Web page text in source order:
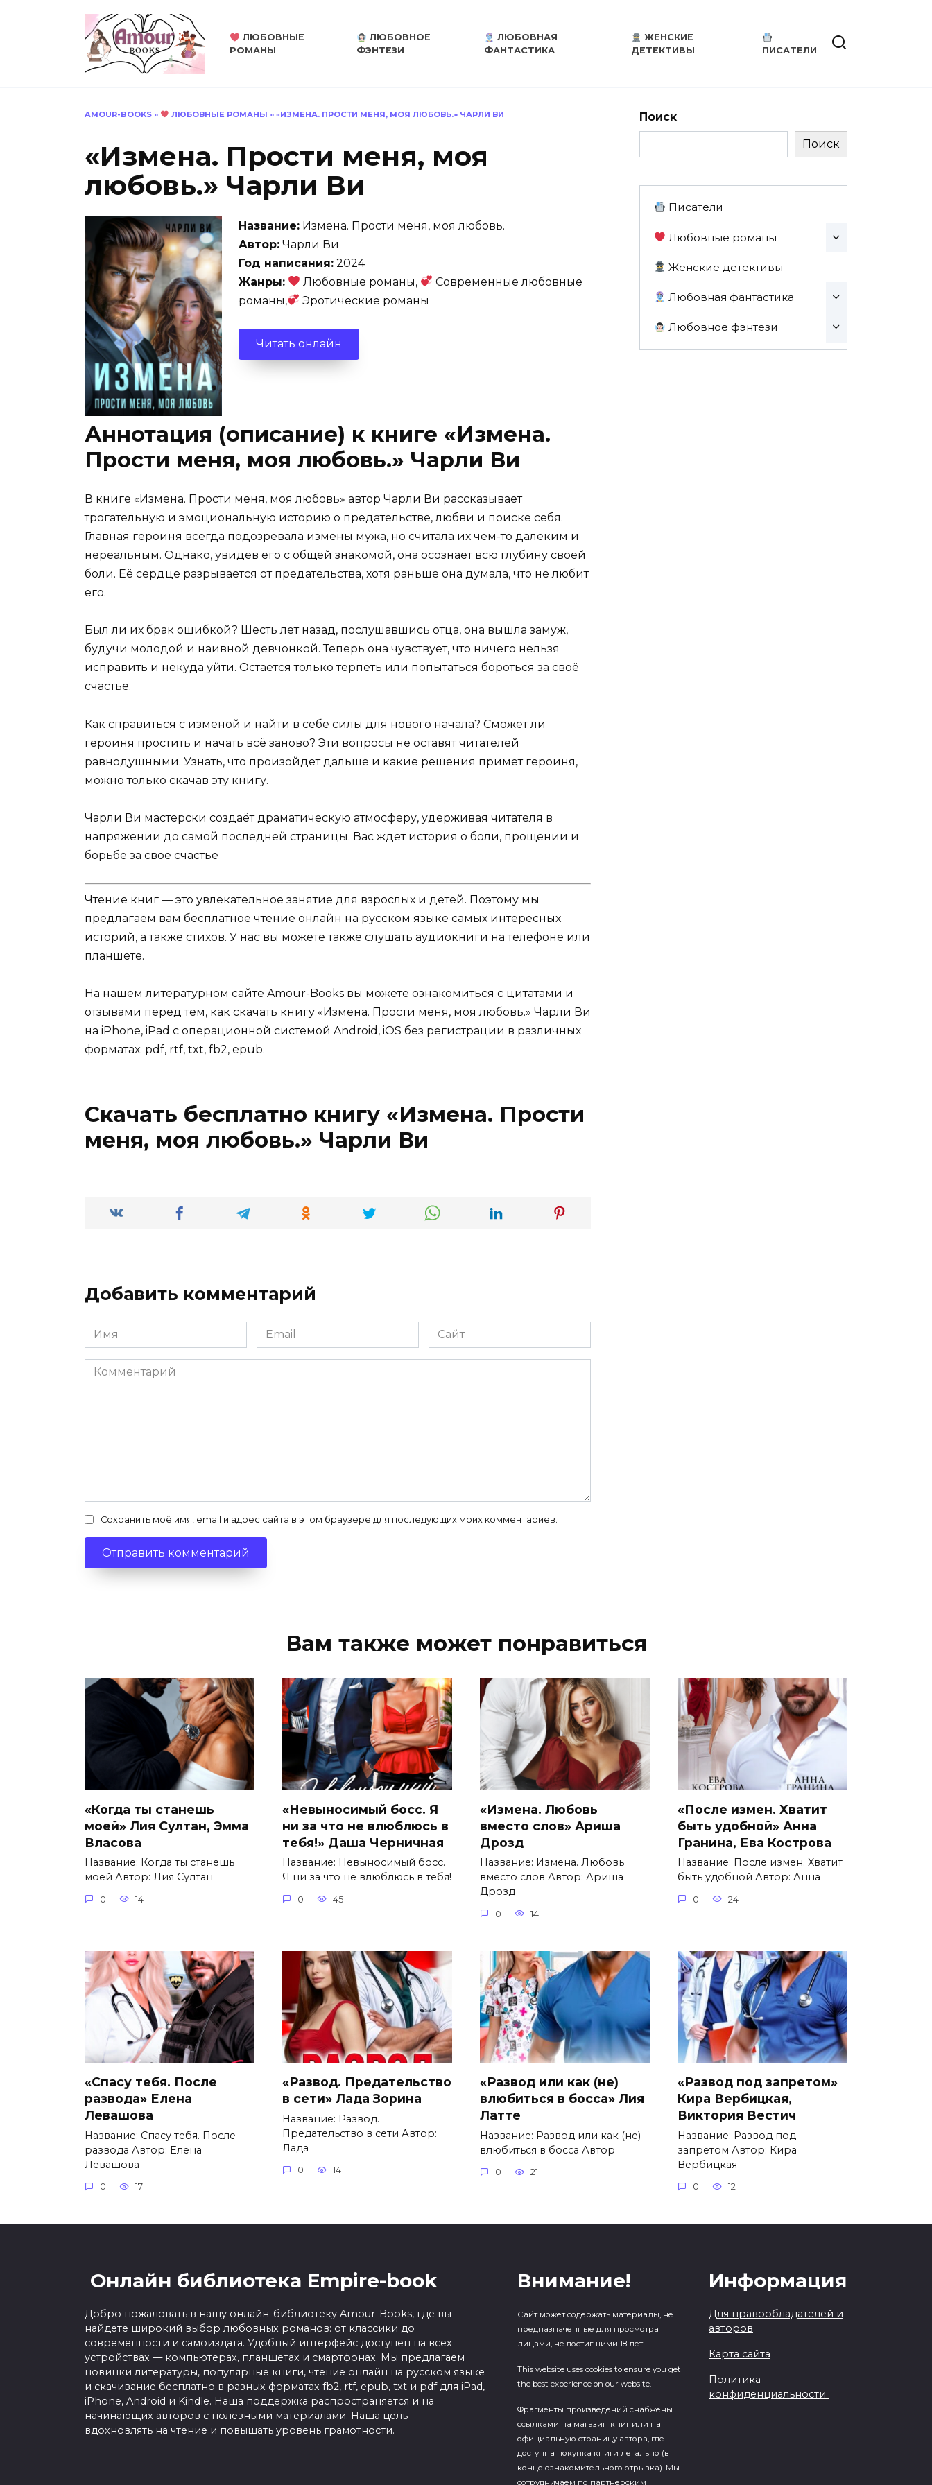
ЛЮБОВНЫЕ
РОМАНЫ
ЛЮБОВНОЕ
ФЭНТЕЗИ
ЛЮБОВНАЯ
ФАНТАСТИКА
ЖЕНСКИЕ
ДЕТЕКТИВЫ
ПИСАТЕЛИ
AMOUR-BOOKS » ЛЮБОВНЫЕ РОМАНЫ » «ИЗМЕНА. ПРОСТИ МЕНЯ, МОЯ ЛЮБОВЬ.» ЧАРЛИ ВИ
«Измена. Прости меня, моя
любовь.» Чарли Ви
Название: Измена. Прости меня, моя любовь.
Автор: Чарли Ви
Год написания: 2024
Жанры:
Любовные романы,
Современные любовные
романы,
Эротические романы
Читать онлайн
Аннотация (описание) к книге «Измена.
Прости меня, моя любовь.» Чарли Ви
В книге «Измена. Прости меня, моя любовь» автор Чарли Ви рассказывает
трогательную и эмоциональную историю о предательстве, любви и поиске себя.
Главная героиня всегда подозревала измены мужа, но считала их чем-то далеким и
нереальным. Однако, увидев его с общей знакомой, она осознает всю глубину своей
боли. Её сердце разрывается от предательства, хотя раньше она думала, что не любит
его.
Был ли их брак ошибкой? Шесть лет назад, послушавшись отца, она вышла замуж,
будучи молодой и наивной девчонкой. Теперь она чувствует, что ничего нельзя
исправить и некуда уйти. Остается только терпеть или попытаться бороться за своё
счастье.
Как справиться с изменой и найти в себе силы для нового начала? Сможет ли
героиня простить и начать всё заново? Эти вопросы не оставят читателей
равнодушными. Узнать, что произойдет дальше и какие решения примет героиня,
можно только скачав эту книгу.
Чарли Ви мастерски создаёт драматическую атмосферу, удерживая читателя в
напряжении до самой последней страницы. Вас ждет история о боли, прощении и
борьбе за своё счастье
Чтение книг — это увлекательное занятие для взрослых и детей. Поэтому мы
предлагаем вам бесплатное чтение онлайн на русском языке самых интересных
историй, а также стихов. У нас вы можете также слушать аудиокниги на телефоне или
планшете.
На нашем литературном сайте Amour-Books вы можете ознакомиться с цитатами и
отзывами перед тем, как скачать книгу «Измена. Прости меня, моя любовь.» Чарли Ви
на iPhone, iPad с операционной системой Android, iOS без регистрации в различных
форматах: pdf, rtf, txt, fb2, epub.
Скачать бесплатно книгу «Измена. Прости
меня, моя любовь.» Чарли Ви
Добавить комментарий
Имя
*
Email
*
Сайт
Комментарий
Сохранить моё имя, email и адрес сайта в этом браузере для последующих моих комментариев.
Поиск
Поиск
Писатели
Любовные романы
Женские детективы
Любовная фантастика
Любовное фэнтези
Вам также может понравиться
«Когда ты станешь
моей» Лия Султан, Эмма
Власова
Название: Когда ты станешь
моей Автор: Лия Султан
0 14
«Невыносимый босс. Я
ни за что не влюблюсь в
тебя!» Даша Черничная
Название: Невыносимый босс.
Я ни за что не влюблюсь в тебя!
0 45
«Измена. Любовь
вместо слов» Ариша
Дрозд
Название: Измена. Любовь
вместо слов Автор: Ариша
Дрозд
0 14
«После измен. Хватит
быть удобной» Анна
Гранина, Ева Кострова
Название: После измен. Хватит
быть удобной Автор: Анна
0 24
«Спасу тебя. После
развода» Елена
Левашова
Название: Спасу тебя. После
развода Автор: Елена
Левашова
0 17
«Развод. Предательство
в сети» Лада Зорина
Название: Развод.
Предательство в сети Автор:
Лада
0 14
«Развод или как (не)
влюбиться в босса» Лия
Латте
Название: Развод или как (не)
влюбиться в босса Автор
0 21
«Развод под запретом»
Кира Вербицкая,
Виктория Вестич
Название: Развод под
запретом Автор: Кира
Вербицкая
0 12
Онлайн библиотека Empire-book
Добро пожаловать в нашу онлайн-библиотеку Amour-Books, где вы
найдете широкий выбор любовных романов: от классики до
современности и самоиздата. Удобный интерфейс доступен на всех
устройствах — компьютерах, планшетах и смартфонах. Мы предлагаем
новинки литературы, популярные книги, чтение онлайн на русском языке
и скачивание бесплатно в разных форматах fb2, rtf, epub, txt и pdf для iPad,
iPhone, Android и Kindle. Наша поддержка распространяется и на
начинающих авторов с полезными материалами. Наша цель —
вдохновлять на чтение и повышать уровень грамотности.
Внимание!
Сайт может содержать материалы, не
предназначенные для просмотра
лицами, не достигшими 18 лет!
This website uses cookies to ensure you get
the best experience on our website.
Фрагменты произведений cнабжены
ссылками на магазин книг или на
официальную страницу автора, где
доступна покупка книги легально (в
конце ознакомительного отрывка). Мы
сотрудничаем по партнерским
Информация
Для правообладателей и
авторов
Карта сайта
Политика
конфиденциальности